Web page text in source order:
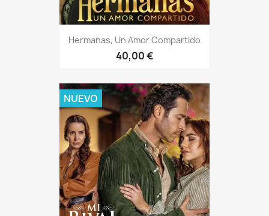
Hermanas, Un Amor Compartido
40,00 €
NUEVO